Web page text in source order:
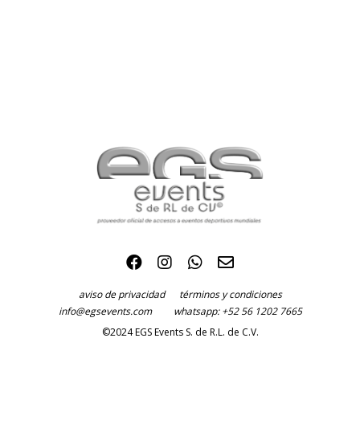
aviso de privacidad términos y condiciones
info@egsevents.com
whatsapp: +52 56 1202 7665
©2024 EGS Events S. de R.L. de C.V.